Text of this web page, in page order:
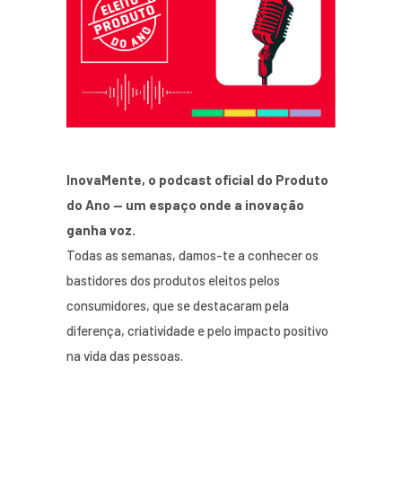
InovaMente, o podcast oficial do Produto
do Ano — um espaço onde a inovação
ganha voz.
Todas as semanas, damos-te a conhecer os
bastidores dos produtos eleitos pelos
consumidores, que se destacaram pela
diferença, criatividade e pelo impacto positivo
na vida das pessoas.